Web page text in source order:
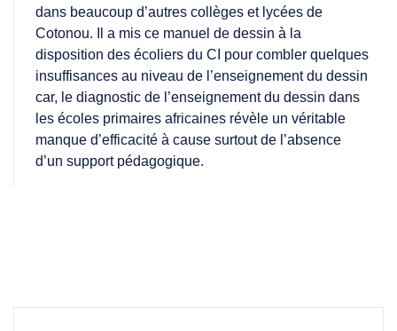
dans beaucoup d’autres collèges et lycées de
Cotonou. Il a mis ce manuel de dessin à la
disposition des écoliers du CI pour combler quelques
insuffisances au niveau de l’enseignement du dessin
car, le diagnostic de l’enseignement du dessin dans
les écoles primaires africaines révèle un véritable
manque d’efficacité à cause surtout de l’absence
d’un support pédagogique.